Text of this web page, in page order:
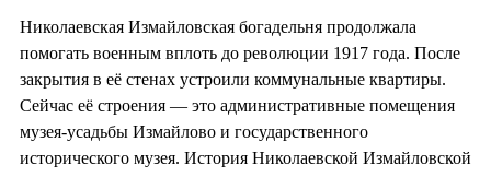
Николаевская Измайловская богадельня продолжала
помогать военным вплоть до революции 1917 года. После
закрытия в её стенах устроили коммунальные квартиры.
Сейчас её строения — это административные помещения
музея-усадьбы Измайлово и государственного
исторического музея. История Николаевской Измайловской